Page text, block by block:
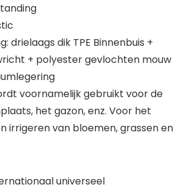
drielaags dik TPE Binnenbuis +
+ polyester gevlochten mouw
voornamelijk gebruikt voor de
het gazon, enz. Voor het
irrigeren van bloemen, grassen en
universeel